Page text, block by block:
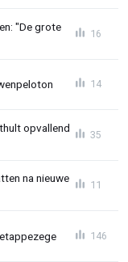
"De grote
16
14
opvallend
35
na nieuwe
11
146